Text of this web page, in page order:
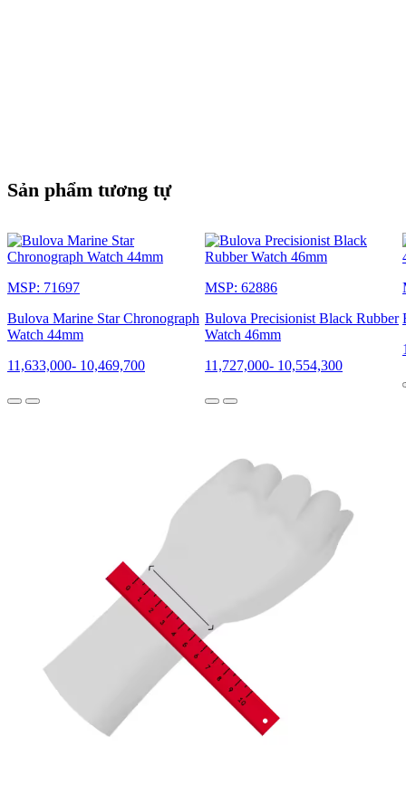
Sản phẩm tương tự
MSP: 71697
Bulova Marine Star Chronograph
Watch 44mm
11,633,000- 10,469,700
MSP: 62886
Bulova Precisionist Black Rubber
Watch 46mm
11,727,000- 10,554,300